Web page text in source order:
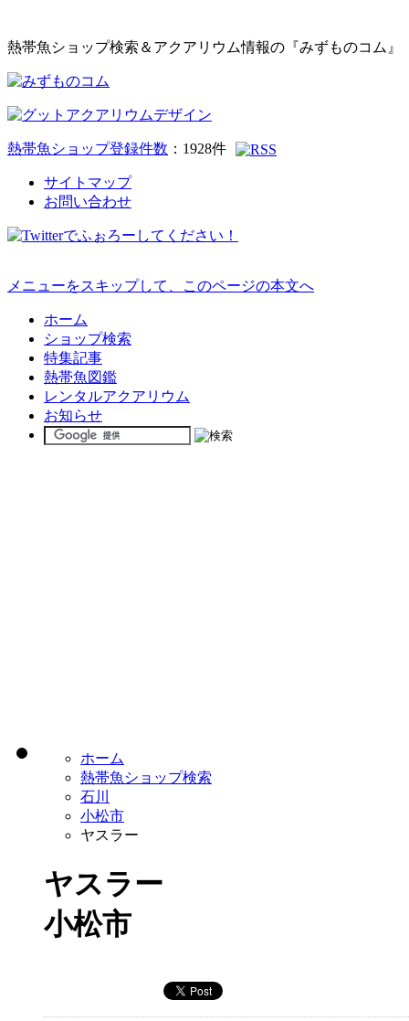
熱帯魚ショップ検索＆アクアリウム情報の『みずものコム』
熱帯魚ショップ登録件数 ： 1928件
サイトマップ
お問い合わせ
メニューをスキップして、このページの本文へ
ホーム
ショップ検索
特集記事
熱帯魚図鑑
レンタルアクアリウム
お知らせ
ホーム
熱帯魚ショップ検索
石川
小松市
ヤスラー
ヤスラー
小松市